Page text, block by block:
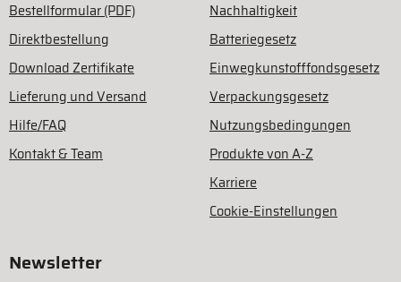
Bestellformular (PDF)
Direktbestellung
Download Zertifikate
Lieferung und Versand
Hilfe/FAQ
Kontakt & Team
Nachhaltigkeit
Batteriegesetz
Einwegkunstofffondsgesetz
Verpackungsgesetz
Nutzungsbedingungen
Produkte von A-Z
Karriere
Cookie-Einstellungen
Newsletter